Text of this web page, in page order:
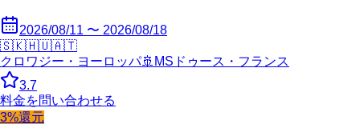
2026/08/11 〜 2026/08/18
🇸🇰🇭🇺🇦🇹
クロワジー・ヨーロッパ🚢 MSドゥース・フランス
3.7
料金を問い合わせる
3%還元